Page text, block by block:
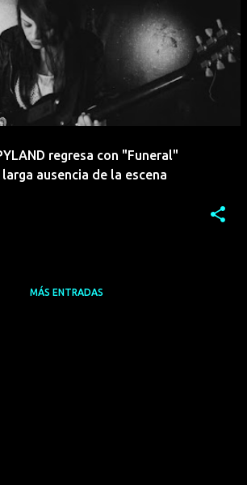
regresa con "Funeral"
ausencia de la escena
MÁS ENTRADAS